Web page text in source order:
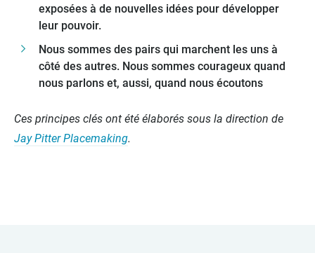
exposées à de nouvelles idées pour développer
leur pouvoir.
Nous sommes des pairs qui marchent les uns à
côté des autres. Nous sommes courageux quand
nous parlons et, aussi, quand nous écoutons
Ces principes clés ont été élaborés sous la direction de
Jay Pitter Placemaking.